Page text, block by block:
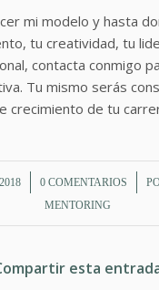
mi modelo y hasta
tu creatividad, tu
contacta conmigo
Tu mismo serás
crecimiento de tu
0 COMENTARIOS
/
MENTORING
esta